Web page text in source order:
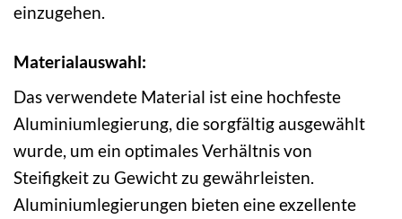
einzugehen.
Materialauswahl:
Das verwendete Material ist eine hochfeste
Aluminiumlegierung, die sorgfältig ausgewählt
wurde, um ein optimales Verhältnis von
Steifigkeit zu Gewicht zu gewährleisten.
Aluminiumlegierungen bieten eine exzellente